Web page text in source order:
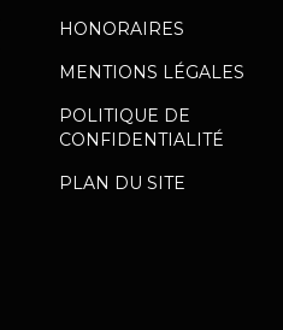
HONORAIRES
MENTIONS LÉGALES
POLITIQUE DE
CONFIDENTIALITÉ
PLAN DU SITE